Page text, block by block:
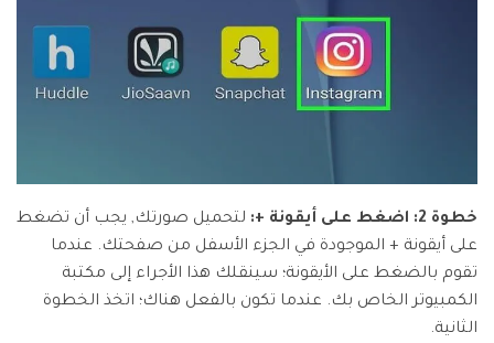
خطوة 2: اضغط على أيقونة +:
لتحميل صورتك, يجب أن تضغط
على أيقونة + الموجودة في الجزء الأسفل من صفحتك. عندما
تقوم بالضغط على الأيقونة؛ سينقلك هذا الأجراء إلى مكتبة
الكمبيوتر الخاص بك. عندما تكون بالفعل هناك؛ اتخذ الخطوة
الثانية.